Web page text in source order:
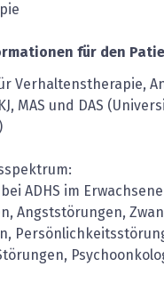
für den
Verhaltenstherapie,
MAS und DAS
ADHS im
Angststörungen,